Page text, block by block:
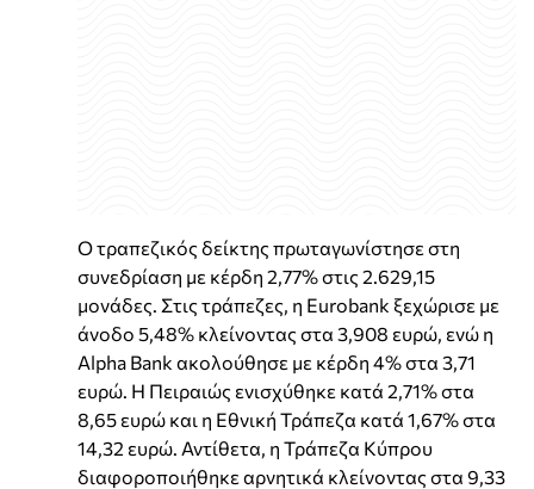
Ο τραπεζικός δείκτης πρωταγωνίστησε στη
συνεδρίαση με κέρδη 2,77% στις 2.629,15
μονάδες. Στις τράπεζες, η Eurobank ξεχώρισε με
άνοδο 5,48% κλείνοντας στα 3,908 ευρώ, ενώ η
Alpha Bank ακολούθησε με κέρδη 4% στα 3,71
ευρώ. Η Πειραιώς ενισχύθηκε κατά 2,71% στα
8,65 ευρώ και η Εθνική Τράπεζα κατά 1,67% στα
14,32 ευρώ. Αντίθετα, η Τράπεζα Κύπρου
διαφοροποιήθηκε αρνητικά κλείνοντας στα 9,33